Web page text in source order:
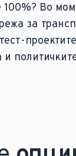
Во
за
и